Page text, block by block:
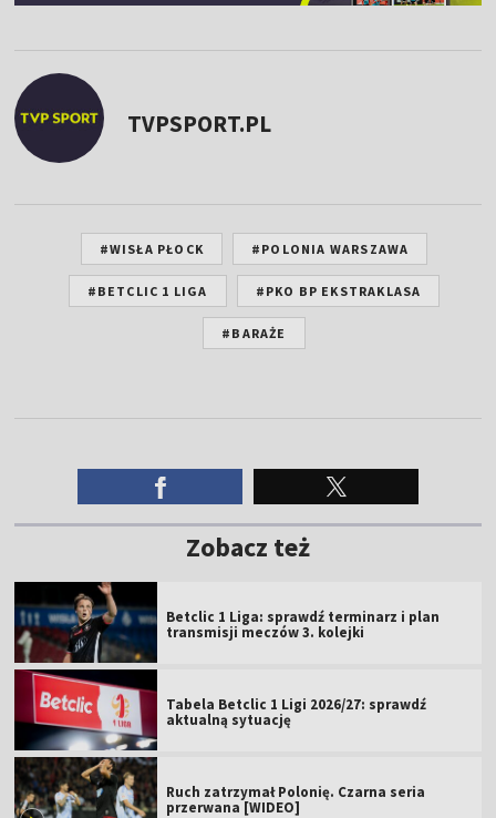
TVPSPORT.PL
#WISŁA PŁOCK #POLONIA WARSZAWA
#BETCLIC 1 LIGA #PKO BP EKSTRAKLASA
#BARAŻE
Zobacz też
Betclic 1 Liga: sprawdź terminarz i plan
transmisji meczów 3. kolejki
Tabela Betclic 1 Ligi 2026/27: sprawdź
aktualną sytuację
Ruch zatrzymał Polonię. Czarna seria
przerwana [WIDEO]